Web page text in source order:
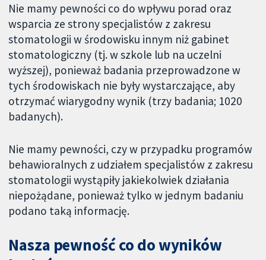
Nie mamy pewności co do wpływu porad oraz
wsparcia ze strony specjalistów z zakresu
stomatologii w środowisku innym niż gabinet
stomatologiczny (tj. w szkole lub na uczelni
wyższej), ponieważ badania przeprowadzone w
tych środowiskach nie były wystarczające, aby
otrzymać wiarygodny wynik (trzy badania; 1020
badanych).
Nie mamy pewności, czy w przypadku programów
behawioralnych z udziałem specjalistów z zakresu
stomatologii wystąpiły jakiekolwiek działania
niepożądane, ponieważ tylko w jednym badaniu
podano taką informację.
Nasza pewność co do wyników